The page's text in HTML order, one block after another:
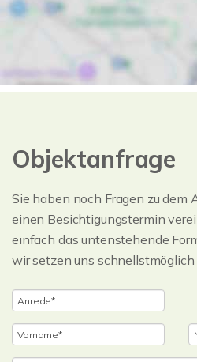
Objektanfrage
Sie haben noch Fragen zu dem
einen Besichtigungstermin
einfach das untenstehende
wir setzen uns